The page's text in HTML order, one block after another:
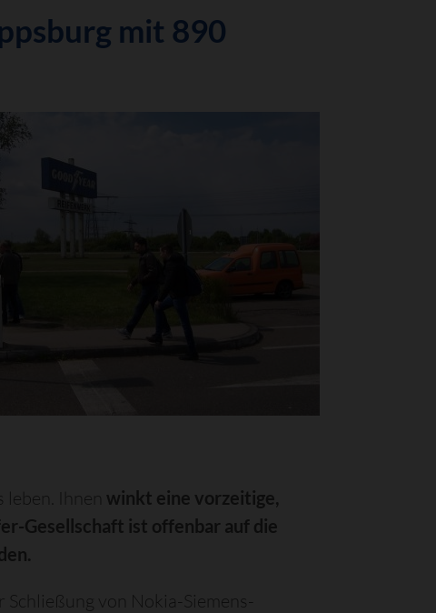
mit 890
leben. Ihnen winkt eine vorzeitige,
Gesellschaft ist offenbar auf die
Schließung von Nokia-Siemens-